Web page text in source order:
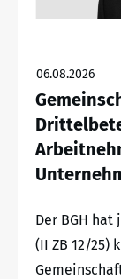
06.08.2026
Der BGH hat
(II ZB 12/25)